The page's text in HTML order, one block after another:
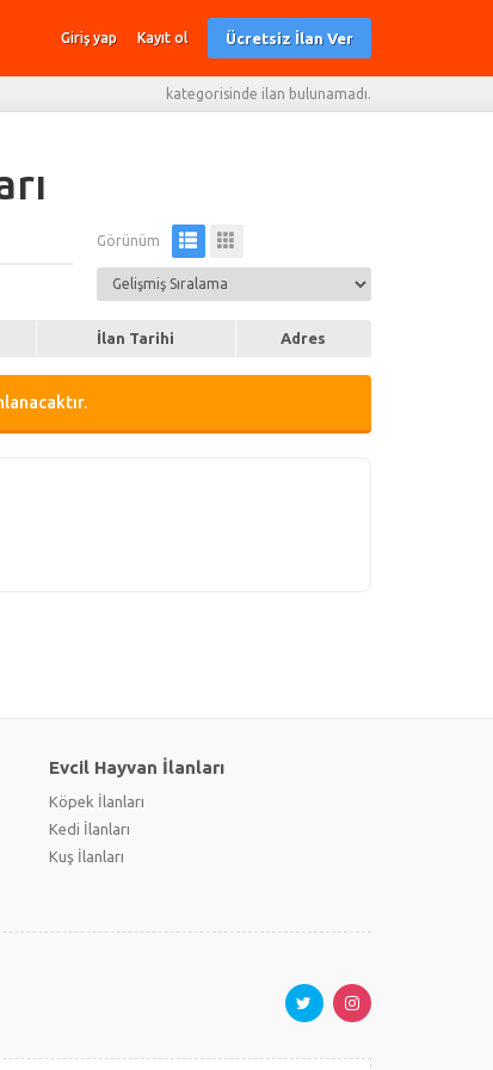
Giriş yap Kayıt ol Ücretsiz İlan Ver
kategorisinde ilan bulunamadı.
Görünüm
İlan Tarihi Adres
Evcil Hayvan İlanları
Köpek İlanları
Kedi İlanları
Kuş İlanları